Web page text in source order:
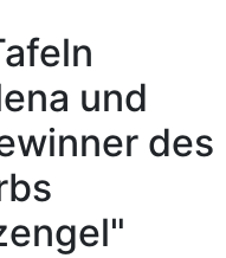
und
des